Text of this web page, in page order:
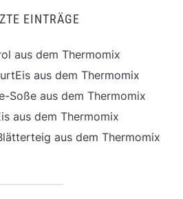
EINTRÄGE
aus dem Thermomix
aus dem Thermomix
Soße aus dem Thermomix
aus dem Thermomix
aus dem Thermomix